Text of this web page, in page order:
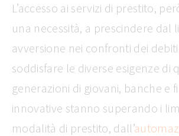
L’accesso ai servizi di prestito,
una necessità, a prescindere dal
avversione nei confronti dei
soddisfare le diverse esigenze di
generazioni di giovani, banche e
innovative stanno superando i
modalità di prestito, dall’